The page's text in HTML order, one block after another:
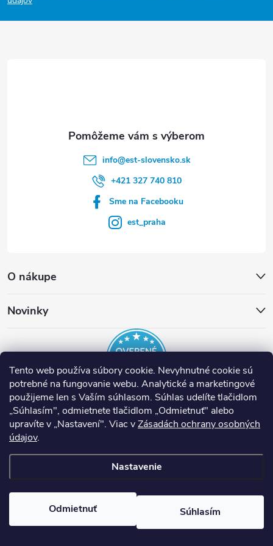
Tento web používa súbory cookie. Nevyhnutné cookie sú
potrebné na fungovanie webu. Analytické a marketingové
použijeme len s Vaším súhlasom. Súhlas udelíte tlačidlom
„Súhlasím", odmietnete tlačidlom „Odmietnuť" alebo
upravíte v „Nastavení". Viac vZásadách ochrany osobných
údajov.
Nastavenie
Odmietnuť Súhlasím
p
O nákupe
Novinky
info@est-slovensko.sk
+421 327 740 810
Sme na Facebooku
est_praha
EST Slovensko Inteligentné termostaty tado°
Nuki Smart Lock
Nástroje Runpotec
nastavenie cookies